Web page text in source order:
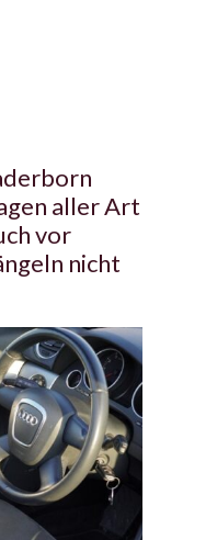
aller Art
vor
nicht